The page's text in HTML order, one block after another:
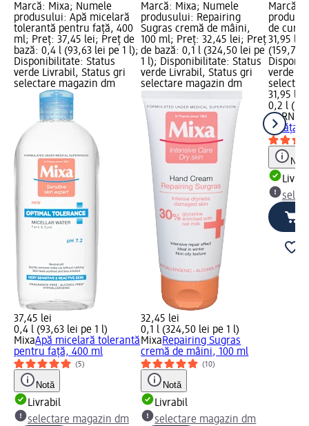
Marcă: Mixa; Numele
produsului: Apă micelară
tolerantă pentru față, 400
ml; Preț: 37,45 lei; Preț de
bază: 0,4 l (93,63 lei pe 1 l);
Disponibilitate: Status
verde Livrabil, Status gri
selectare magazin dm
37,45 lei
0,4 l (93,63 lei pe 1 l)
MixaApă micelară tolerantă
pentru față, 400 ml
(5)
Notă
Livrabil
selectare magazin dm
Marcă: Mixa; Numele
produsului: Repairing
Sugras cremă de mâini,
100 ml; Preț: 32,45 lei; Preț
de bază: 0,1 l (324,50 lei pe
1 l); Disponibilitate: Status
verde Livrabil, Status gri
selectare magazin dm
32,45 lei
0,1 l (324,50 lei pe 1 l)
MixaRepairing Sugras
cremă de mâini, 100 ml
(10)
Notă
Livrabil
selectare magazin dm
Marcă:
de
31,95
(159,75
verde
31,95 lei
0,2 l
GARNIER
Notă